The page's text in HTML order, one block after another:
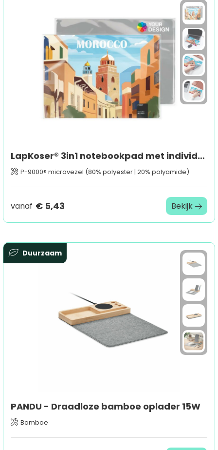
LapKoser® 3in1 notebookpad met individuele inlegkaart, all-inclusive-pakket
P-9000® microvezel (80% polyester | 20% polyamide)
vanaf € 5,43 Bekijk
Duurzaam
PANDU - Draadloze bamboe oplader 15W
Bamboe